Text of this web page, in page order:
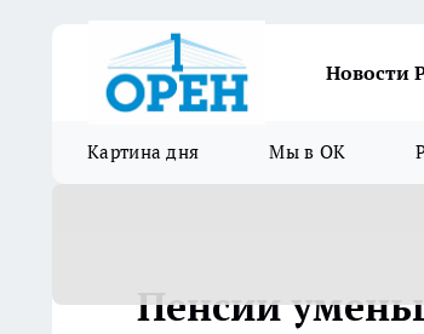
Новости
Картина дня Мы в ОК
Пенсии